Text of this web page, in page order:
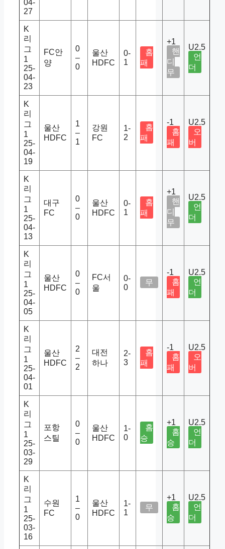
04-
27
K
리
그
1
25-
04-
23
FC안
양
0
–
0
울산
HDFC
0-
1
홈
패
+1
핸
디
무
U2.5
언
더
K
리
그
1
25-
04-
19
울산
HDFC
1
–
1
강원
FC
1-
2
홈
패
-1
홈
패
U2.5
오
버
K
리
그
1
25-
04-
13
대구
FC
0
–
0
울산
HDFC
0-
1
홈
패
+1
핸
디
무
U2.5
언
더
K
리
그
1
25-
04-
05
울산
HDFC
0
–
0
FC서
울
0-
0
무
-1
홈
패
U2.5
언
더
K
리
그
1
25-
04-
01
울산
HDFC
2
–
2
대전
하나
2-
3
홈
패
-1
홈
패
U2.5
오
버
K
리
그
1
25-
03-
29
포항
스틸
0
–
0
울산
HDFC
1-
0
홈
승
+1
홈
승
U2.5
언
더
K
리
그
1
25-
03-
16
수원
FC
1
–
0
울산
HDFC
1-
1
무
+1
홈
승
U2.5
언
더